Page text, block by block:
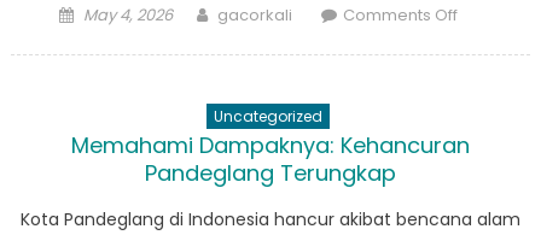
Posted
May 4, 2026 Author
gacorkali Comments Offon
Jalan
Menuju
Uncategorized
Memahami Dampaknya: Kehancuran
Pandeglang Terungkap
Kota Pandeglang di Indonesia hancur akibat bencana alam